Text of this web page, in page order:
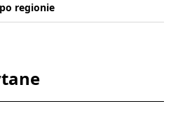
regionie